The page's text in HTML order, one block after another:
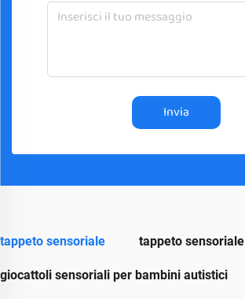
Invia
tappeto sensoriale tappeto sensoriale
giocattoli sensoriali per bambini autistici